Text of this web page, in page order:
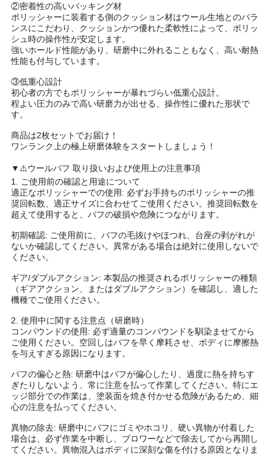
②密着性の高いバッキング材
ポリッシャーに装着する側のクッション材はウール生地とのバラ
ンスにこだわり、クッションかつ優れた柔軟性によって、ポリッ
シュ時の操作性が安定します。
強いホールド性能があり、研磨中に外れることもなく、高い耐熱
性能も付与しています。
③低重心設計
初心者の方でもポリッシャーが暴れづらい低重心設計。
程よい圧力のみで高い研磨力が出せる、操作性に優れた形状で
す。
商品は2枚セットでお届け！
ワンランク上の極上研磨体験をスタートしましょう！
▼⚠️ウールバフ 取り扱いおよび使用上の注意事項
1. ご使用前の確認と用途について
適正なポリッシャーでの使用: 必ずお手持ちのポリッシャーの推
奨回転数、適正サイズに合わせてご使用ください。推奨回転数を
超えて使用すると、バフの破損や危険につながります。
初期確認: ご使用前に、バフの毛抜けやほつれ、台座の剥がれが
ないか確認してください。異常がある場合は絶対に使用しないで
ください。
ギア/ダブルアクション: 本製品の推奨されるポリッシャーの種類
（ギアアクション、またはダブルアクション）を確認し、適した
機種でご使用ください。
2. 使用中に関する注意点（研磨時）
コンパウンドの使用: 必ず適量のコンパウンドを馴染ませてから
ご使用ください。空回しはバフを早く摩耗させ、ボディに摩擦熱
を与えすぎる原因になります。
バフの偏心と熱: 研磨中はバフが偏心したり、過度に熱を持ちす
ぎたりしないよう、常に注意を払って作業してください。特にエ
ッジ部分での作業は、塗装面を焼き付かせる危険があるため、細
心の注意を払ってください。
異物の除去: 研磨中にバフにゴミやホコリ、硬い異物が付着した
場合は、必ず作業を中断し、ブロワーなどで除去してから再開し
てください。異物混入はボディに深刻な傷を付ける原因となりま